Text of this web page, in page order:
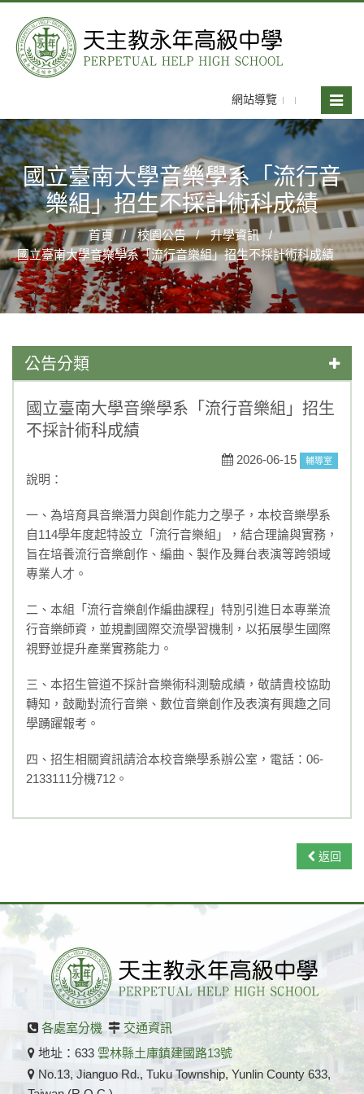
網站導覽
Toggle
國立臺南大學音樂學系「流行音
樂組」招生不採計術科成績
首頁 校園公告
升學資訊
國立臺南大學音樂學系「流行音樂組」招生不採計術科成績
公告分類
學藝競試
一般公告
媒體報導
榮譽榜
活動競賽
升學資訊
獎助學金
重要訊息
108課綱
永年菜單
國立臺南大學音樂學系「流行音樂組」招生
不採計術科成績
2026-06-15 輔導室
說明：
一、為培育具音樂潛力與創作能力之學子，本校音樂學系
自114學年度起特設立「流行音樂組」，結合理論與實務，
旨在培養流行音樂創作、編曲、製作及舞台表演等跨領域
專業人才。
二、本組「流行音樂創作編曲課程」特別引進日本專業流
行音樂師資，並規劃國際交流學習機制，以拓展學生國際
視野並提升產業實務能力。
三、本招生管道不採計音樂術科測驗成績，敬請貴校協助
轉知，鼓勵對流行音樂、數位音樂創作及表演有興趣之同
學踴躍報考。
四、招生相關資訊請洽本校音樂學系辦公室，電話：06-
2133111分機712。
返回
各處室分機
交通資訊
地址：633 雲林縣土庫鎮建國路13號
No.13, Jianguo Rd., Tuku Township, Yunlin County 633,